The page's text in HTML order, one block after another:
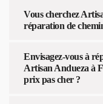
Vous cherchez
réparation de
Envisagez-vous à
Artisan Andueza à
prix pas cher ?